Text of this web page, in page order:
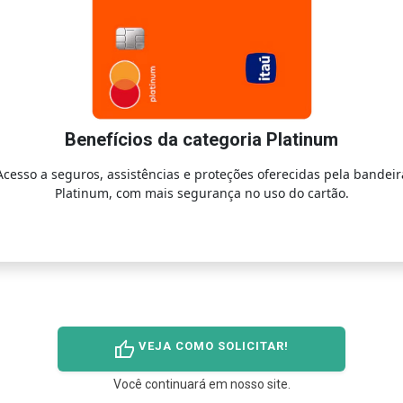
Benefícios da categoria Platinum
a seguros, assistências e proteções oferecidas pela
Platinum, com mais segurança no uso do cartão.
thumb_up VEJA COMO SOLICITAR!
Você continuará em nosso site.